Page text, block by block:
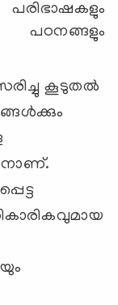
പഠനങ്ങളും
കൂടുതല്‍